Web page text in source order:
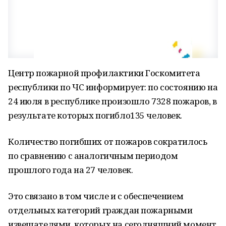
Центр пожарной профилактики Госкомитета
республики по ЧС информирует: по состоянию на
24 июля в республике произошло 7328 пожаров, в
результате которых погибло135 человек.
Количество погибших от пожаров сократилось
по сравнению с аналогичным периодом
прошлого года на 27 человек.
Это связано в том числе и с обеспечением
отдельных категорий граждан пожарными